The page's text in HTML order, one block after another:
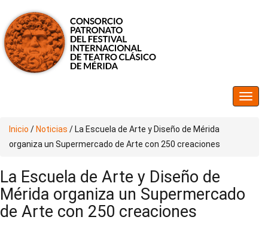
Inicio / Noticias / La Escuela de Arte y Diseño de Mérida
organiza un Supermercado de Arte con 250 creaciones
La Escuela de Arte y Diseño de
Mérida organiza un Supermercado
de Arte con 250 creaciones